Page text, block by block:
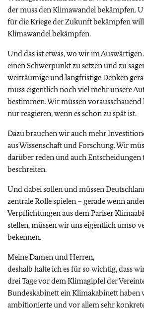
der muss den Klimawandel bekämpfen.
für die Kriege der Zukunft bekämpfen
Klimawandel bekämpfen.
Und das ist etwas, wo wir im
einen Schwerpunkt zu setzen und zu
weiträumige und langfristige Denken
muss eigentlich noch viel mehr unsere
bestimmen. Wir müssen
nur reagieren, wenn es schon zu spät ist.
Dazu brauchen wir auch mehr
aus Wissenschaft und Forschung. Wir
darüber reden und auch Entscheidungen
beschreiten.
Und dabei sollen und müssen
zentrale Rolle spielen – gerade wenn
Verpflichtungen aus dem Pariser
stellen, müssen wir uns eigentlich umso
bekennen.
Meine Damen und Herren,
deshalb halte ich es für so wichtig, dass
drei Tage vor dem Klimagipfel der
Bundeskabinett ein Klimakabinett haben
ambitionierte und vor allem sehr